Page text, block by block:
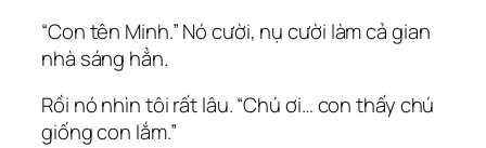
“Con tên Minh.” Nó cười, nụ cười làm cả gian
nhà sáng hẳn.
Rồi nó nhìn tôi rất lâu. “Chú ơi… con thấy chú
giống con lắm.”